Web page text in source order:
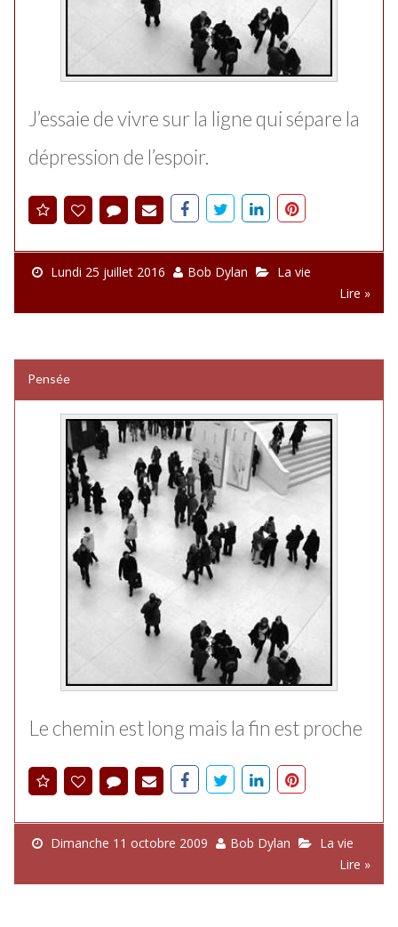
J’essaie de vivre sur la ligne qui sépare la
dépression de l’espoir.
Lundi 25 juillet 2016 Bob Dylan
La vie
Lire »
Pensée
Le chemin est long mais la fin est proche
Dimanche 11 octobre 2009 Bob Dylan
La vie
Lire »